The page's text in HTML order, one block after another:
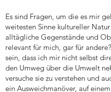
Es sind Fragen, um die es mir
weitesten Sinne kultureller
alltägliche Gegenstände und
relevant für mich, gar für
sein, dass ich mir nicht selbst
den Umweg über die Umwelt
versuche sie zu verstehen und
ein Ausweichmanöver, auf